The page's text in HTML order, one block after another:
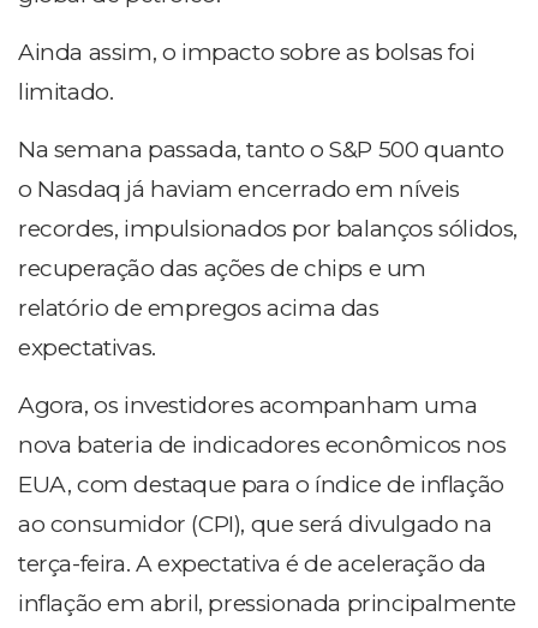
Ainda assim, o impacto sobre as bolsas foi
limitado.
Na semana passada, tanto o S&P 500 quanto
o Nasdaq já haviam encerrado em níveis
recordes, impulsionados por balanços sólidos,
recuperação das ações de chips e um
relatório de empregos acima das
expectativas.
Agora, os investidores acompanham uma
nova bateria de indicadores econômicos nos
EUA, com destaque para o índice de inflação
ao consumidor (CPI), que será divulgado na
terça-feira. A expectativa é de aceleração da
inflação em abril, pressionada principalmente